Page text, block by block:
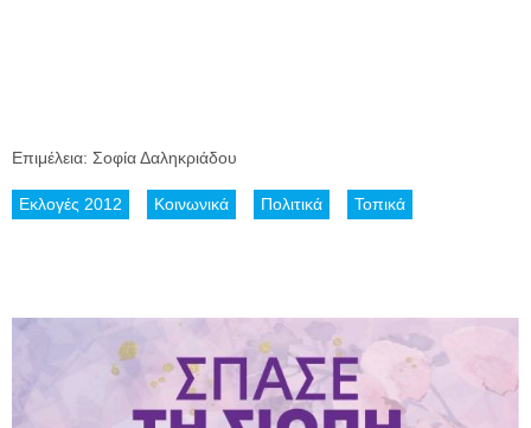
Επιμέλεια: Σοφία Δαληκριάδου
Εκλογές 2012 Κοινωνικά Πολιτικά Τοπικά